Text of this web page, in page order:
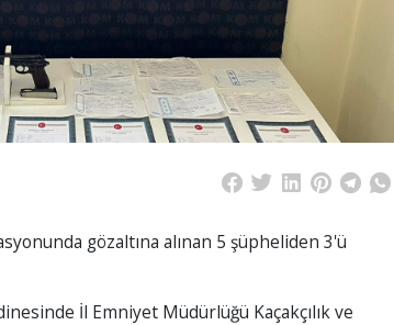
gözaltına alınan 5 şüpheliden 3'ü
İl Emniyet Müdürlüğü Kaçakçılık ve